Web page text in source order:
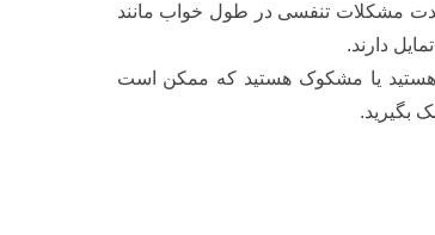
مشکلات تنفسی در طول خواب مانند
تمایل دارند.
هستید یا مشکوک هستید که ممکن است
بگیرید.